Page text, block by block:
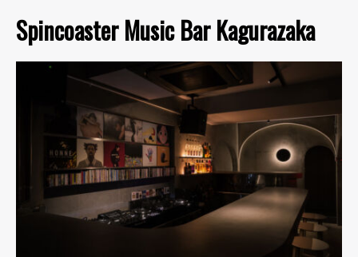
Spincoaster Music Bar Kagurazaka